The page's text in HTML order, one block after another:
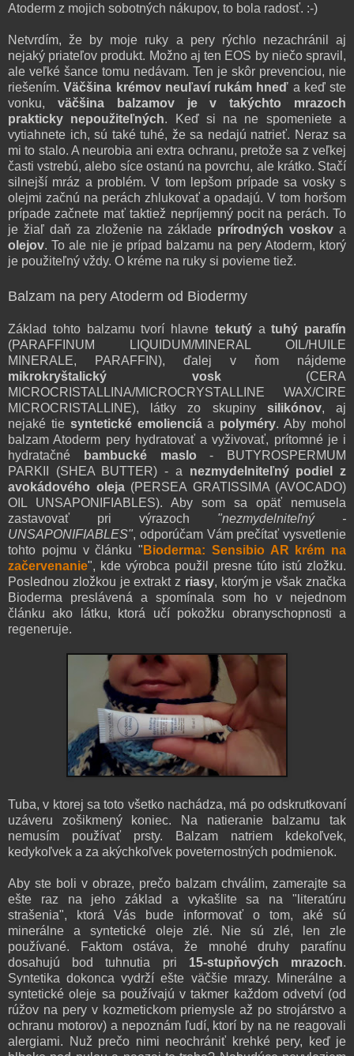
Atoderm z mojich sobotných nákupov, to bola radosť. :-)
Netvrdím, že by moje ruky a pery rýchlo nezachránil aj
nejaký priateľov produkt. Možno aj ten EOS by niečo spravil,
ale veľké šance tomu nedávam. Ten je skôr prevenciou, nie
riešením.Väčšina krémov neuľaví rukám hneď a keď ste
vonku, väčšina balzamov je v takýchto mrazoch
prakticky nepoužiteľných. Keď si na ne spomeniete a
vytiahnete ich, sú také tuhé, že sa nedajú natrieť. Neraz sa
mi to stalo. A neurobia ani extra ochranu, pretože sa z veľkej
časti vstrebú, alebo síce ostanú na povrchu, ale krátko. Stačí
silnejší mráz a problém. V tom lepšom prípade sa vosky s
olejmi začnú na perách zhlukovať a opadajú. V tom horšom
prípade začnete mať taktiež nepríjemný pocit na perách. To
je žiaľ daň za zloženie na základe prírodných voskova
olejov. To ale nie je prípad balzamu na pery Atoderm, ktorý
je použiteľný vždy. O kréme na ruky si povieme tiež.
Balzam na pery Atoderm od Biodermy
Základ tohto balzamu tvorí hlavne tekutý atuhý parafín
(PARAFFINUM LIQUIDUM/MINERAL OIL/HUILE
MINERALE, PARAFFIN), ďalej v ňom nájdeme
mikrokryštalický vosk (CERA
MICROCRISTALLINA/MICROCRYSTALLINE WAX/CIRE
MICROCRISTALLINE), látky zo skupiny silikónov, aj
nejaké tie syntetické emolienciáa polyméry. Aby mohol
balzam Atoderm pery hydratovať a vyživovať, prítomné je i
hydratačné
bambucké maslo-
BUTYROSPERMUM
PARKII (SHEA BUTTER)- a nezmydelniteľný podiel z
avokádového oleja(PERSEA GRATISSIMA (AVOCADO)
OIL UNSAPONIFIABLES). Aby som sa opäť nemusela
zastavovať pri výrazoch "nezmydelniteľný -
UNSAPONIFIABLES", odporúčam Vám prečítať vysvetlenie
tohto pojmu v článku " Bioderma: Sensibio AR krém na
začervenanie", kde výrobca použil presne túto istú zložku.
Poslednou zložkou je extrakt z riasy, ktorým je však značka
Bioderma preslávená a spomínala som ho v nejednom
článku ako
látku, ktorá učí pokožku obranyschopnosti a
regeneruje.
Tuba, v ktorej sa toto všetko nachádza, má po odskrutkovaní
uzáveru zošikmený koniec. Na natieranie balzamu tak
nemusím používať prsty. Balzam natriem kdekoľvek,
kedykoľvek a za akýchkoľvek poveternostných podmienok.
Aby ste boli v obraze, prečo balzam chválim, zamerajte sa
ešte raz na jeho základ a vykašlite sa na "literatúru
strašenia", ktorá Vás bude informovať o tom, aké sú
minerálne a syntetické olejezlé. Nie sú zlé, len zle
používané. Faktom ostáva, že mnohé druhy parafínu
dosahujú bod tuhnutia pri 15-stupňových mrazoch.
Syntetika dokonca vydrží ešte väčšie mrazy.
Minerálnea
syntetické oleje sa používajú vtakmer každom odvetví(od
rúžov na pery v kozmetickom priemysle až postrojárstvo a
ochranu motorov) a nepoznám ľudí, ktorí by na ne reagovali
alergiami.
Nuž prečo nimi neochrániť krehké pery, keď je